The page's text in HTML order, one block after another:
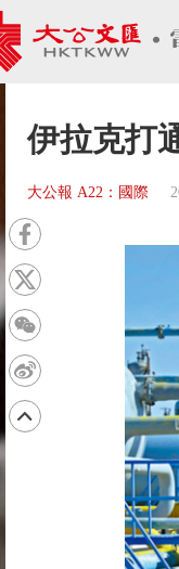
伊拉克打
大公報 A22：國際